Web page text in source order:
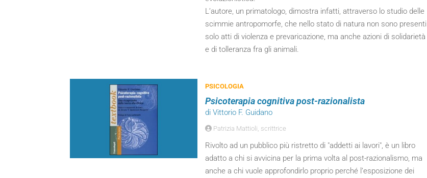
L’autore, un primatologo, dimostra infatti, attraverso lo studio delle
scimmie antropomorfe, che nello stato di natura non sono presenti
solo atti di violenza e prevaricazione, ma anche azioni di solidarietà
e di tolleranza fra gli animali.
PSICOLOGIA
Psicoterapia cognitiva post-razionalista
di Vittorio F. Guidano
Patrizia Mattioli, scrittrice
Rivolto ad un pubblico più ristretto di "addetti ai lavori", è un libro
adatto a chi si avvicina per la prima volta al post-razionalismo, ma
anche a chi vuole approfondirlo proprio perché l’esposizione dei